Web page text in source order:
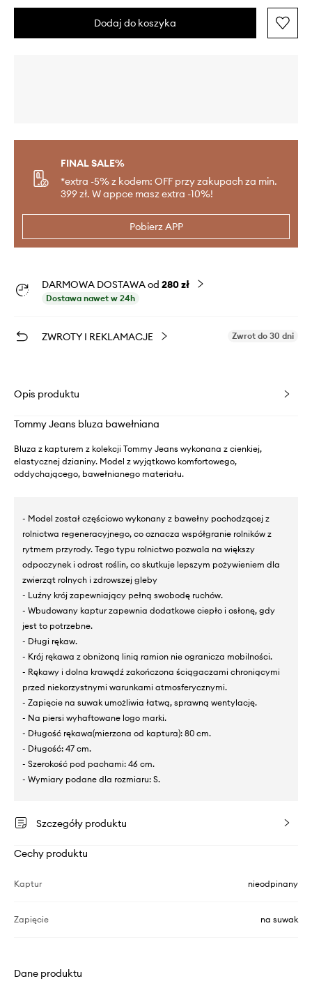
Dodaj do koszyka
FINAL SALE%
*extra -5% z kodem: OFF przy zakupach za min.
399 zł. W appce masz extra -10%!
Pobierz APP
DARMOWA DOSTAWA od 280 zł
Dostawa nawet w 24h
ZWROTY I REKLAMACJE Zwrot do 30 dni
Opis produktu
Tommy Jeans bluza bawełniana
Bluza z kapturem z kolekcji Tommy Jeans wykonana z cienkiej,
elastycznej dzianiny. Model z wyjątkowo komfortowego,
oddychającego, bawełnianego materiału.
- Model został częściowo wykonany z bawełny pochodzącej z
rolnictwa regeneracyjnego, co oznacza współgranie rolników z
rytmem przyrody. Tego typu rolnictwo pozwala na większy
odpoczynek i odrost roślin, co skutkuje lepszym pożywieniem dla
zwierząt rolnych i zdrowszej gleby
- Luźny krój zapewniający pełną swobodę ruchów.
- Wbudowany kaptur zapewnia dodatkowe ciepło i osłonę, gdy
jest to potrzebne.
- Długi rękaw.
- Krój rękawa z obniżoną linią ramion nie ogranicza mobilności.
- Rękawy i dolna krawędź zakończona ściągaczami chroniącymi
przed niekorzystnymi warunkami atmosferycznymi.
- Zapięcie na suwak umożliwia łatwą, sprawną wentylację.
- Na piersi wyhaftowane logo marki.
- Długość rękawa(mierzona od kaptura): 80 cm.
- Długość: 47 cm.
- Szerokość pod pachami: 46 cm.
- Wymiary podane dla rozmiaru: S.
Szczegóły produktu
Cechy produktu
Kaptur nieodpinany
Zapięcie na suwak
Dane produktu